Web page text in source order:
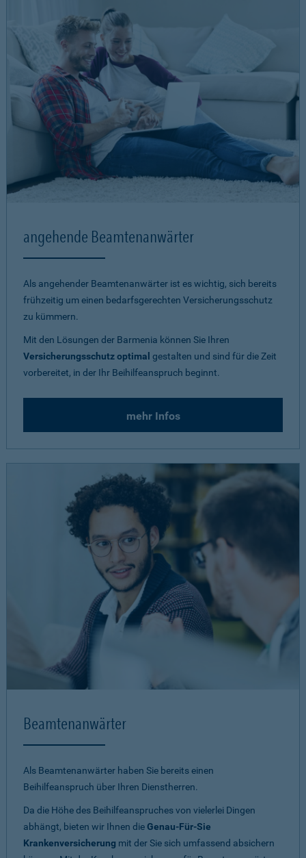
angehende Beamtenanwärter
Als angehender Beamtenanwärter ist es wichtig, sich bereits
frühzeitig um einen bedarfsgerechten Versicherungsschutz
zu kümmern.
Mit den Lösungen der Barmenia können Sie Ihren
Versicherungsschutz optimal gestalten und sind für die Zeit
vorbereitet, in der Ihr Beihilfeanspruch beginnt.
mehr Infos
Beamtenanwärter
Als Beamtenanwärter haben Sie bereits einen
Beihilfeanspruch über Ihren Dienstherren.
Da die Höhe des Beihilfeanspruches von vielerlei Dingen
abhängt, bieten wir Ihnen dieGenau-Für-Sie
Krankenversicherung mit der Sie sich umfassend absichern